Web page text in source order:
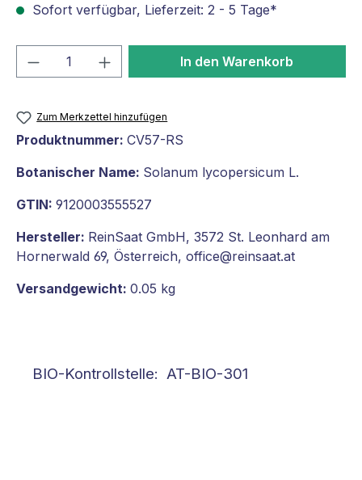
Sofort verfügbar, Lieferzeit: 2 - 5 Tage*
Produkt Anzahl: Gib denIn den Warenkorb
Zum Merkzettel hinzufügen
Produktnummer: CV57-RS
Botanischer Name: Solanum lycopersicum L.
GTIN: 9120003555527
Hersteller: ReinSaat GmbH, 3572 St. Leonhard am
Hornerwald 69, Österreich, office@reinsaat.at
Versandgewicht: 0.05 kg
BIO-Kontrollstelle: AT-BIO-301